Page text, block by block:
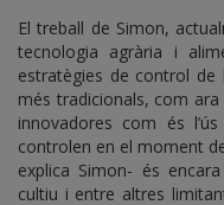
El treball de Simon,
tecnologia agrària i
estratègies de control
més tradicionals, com ara
innovadores com és
controlen en el moment
explica Simon- és
cultiu i entre altres